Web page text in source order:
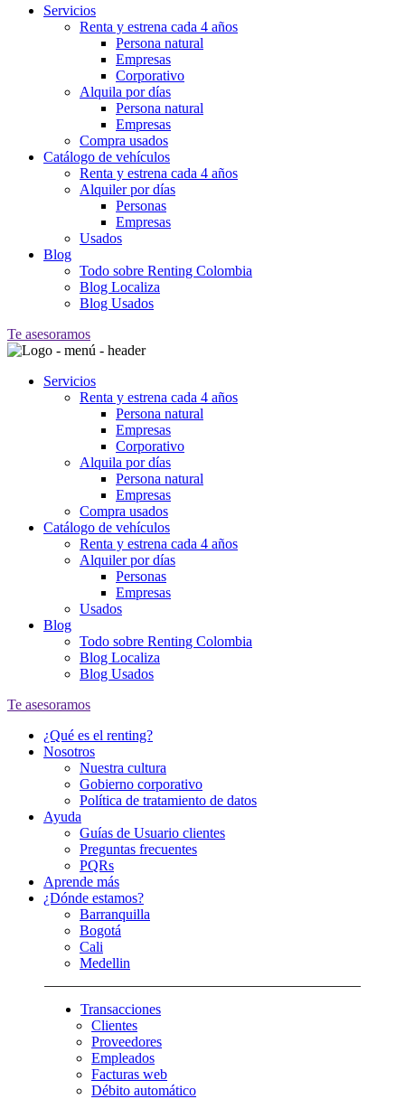
Servicios
Renta y estrena cada 4 años
Persona natural
Empresas
Corporativo
Alquila por días
Persona natural
Empresas
Compra usados
Catálogo de vehículos
Renta y estrena cada 4 años
Alquiler por días
Personas
Empresas
Usados
Blog
Todo sobre Renting Colombia
Blog Localiza
Blog Usados
Te asesoramos
Servicios
Renta y estrena cada 4 años
Persona natural
Empresas
Corporativo
Alquila por días
Persona natural
Empresas
Compra usados
Catálogo de vehículos
Renta y estrena cada 4 años
Alquiler por días
Personas
Empresas
Usados
Blog
Todo sobre Renting Colombia
Blog Localiza
Blog Usados
Te asesoramos
¿Qué es el renting?
Nosotros
Nuestra cultura
Gobierno corporativo
Política de tratamiento de datos
Ayuda
Guías de Usuario clientes
Preguntas frecuentes
PQRs
Aprende más
¿Dónde estamos?
Barranquilla
Bogotá
Cali
Medellin
Transacciones
Clientes
Proveedores
Empleados
Facturas web
Débito automático